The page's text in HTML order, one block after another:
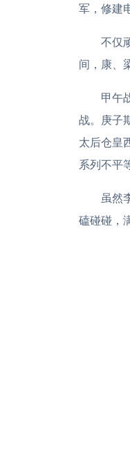
军，修建
不仅
间，康、
甲午
战。庚子
太后仓皇
系列不平
虽然
磕碰碰，